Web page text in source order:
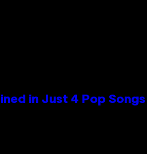
in Just 4 Pop Songs